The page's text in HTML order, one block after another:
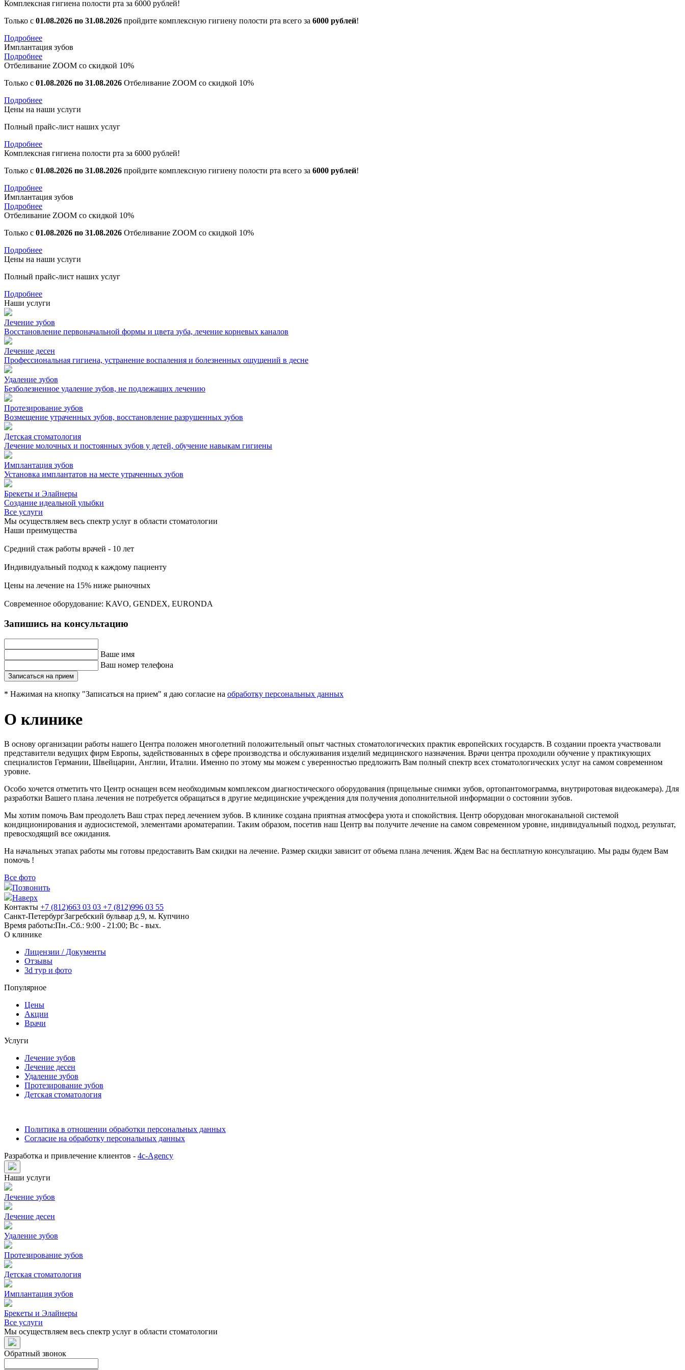
Комплексная гигиена полости рта за 6000 рублей!
Только с 01.08.2026 по 31.08.2026 пройдите комплексную гигиену полости рта всего за 6000 рублей!
Подробнее
Имплантация зубов
Подробнее
Отбеливание ZOOM со скидкой 10%
Только с 01.08.2026 по 31.08.2026 Отбеливание ZOOM со скидкой 10%
Подробнее
Цены на наши услуги
Полный прайс-лист наших услуг
Подробнее
Комплексная гигиена полости рта за 6000 рублей!
Только с 01.08.2026 по 31.08.2026 пройдите комплексную гигиену полости рта всего за 6000 рублей!
Подробнее
Имплантация зубов
Подробнее
Отбеливание ZOOM со скидкой 10%
Только с 01.08.2026 по 31.08.2026 Отбеливание ZOOM со скидкой 10%
Подробнее
Цены на наши услуги
Полный прайс-лист наших услуг
Подробнее
Наши услуги
Лечение зубов
Восстановление первоначальной формы и цвета зуба, лечение корневых каналов
Лечение десен
Профессиональная гигиена, устранение воспаления и болезненных ощущений в десне
Удаление зубов
Безболезненное удаление зубов, не подлежащих лечению
Протезирование зубов
Возмещение утраченных зубов, восстановление разрушенных зубов
Детская стоматология
Лечение молочных и постоянных зубов у детей, обучение навыкам гигиены
Имплантация зубов
Установка имплантатов на месте утраченных зубов
Брекеты и Элайнеры
Создание идеальной улыбки
Все услуги
Мы осуществляем весь спектр услуг в области стоматологии
Наши преимущества
Средний стаж работы врачей - 10 лет
Индивидуальный подход к каждому пациенту
Цены на лечение на 15% ниже рыночных
Современное оборудование: KAVO, GENDEX, EURONDA
Запишись на консультацию
Ваше имя
Ваш номер телефона
Записаться на прием
* Нажимая на кнопку "Записаться на прием" я даю согласие на обработку персональных данных
О клинике
В основу организации работы нашего Центра положен многолетний положительный опыт частных стоматологических практик европейских государств. В создании проекта участвовали
представители ведущих фирм Европы, задействованных в сфере производства и обслуживания изделий медицинского назначения. Врачи центра проходили обучение у практикующих
специалистов Германии, Швейцарии, Англии, Италии. Именно по этому мы можем с уверенностью предложить Вам полный спектр всех стоматологических услуг на самом современном
уровне.
Особо хочется отметить что Центр оснащен всем необходимым комплексом диагностического оборудования (прицельные снимки зубов, ортопантомограмма, внутриротовая видеокамера). Для
разработки Вашего плана лечения не потребуется обращаться в другие медицинские учреждения для получения дополнительной информации о состоянии зубов.
Мы хотим помочь Вам преодолеть Ваш страх перед лечением зубов. В клинике создана приятная атмосфера уюта и спокойствия. Центр оборудован многоканальной системой
кондиционирования и аудиосистемой, элементами ароматерапии. Таким образом, посетив наш Центр вы получите лечение на самом современном уровне, индивидуальный подход, результат,
превосходящий все ожидания.
На начальных этапах работы мы готовы предоставить Вам скидки на лечение. Размер скидки зависит от объема плана лечения. Ждем Вас на бесплатную консультацию. Мы рады будем Вам
помочь !
Все фото
Позвонить
Наверх
Контакты +7 (812)663 03 03 +7 (812)996 03 55
Санкт-ПетербургЗагребский бульвар д.9, м. Купчино
Время работы:Пн.-Сб.: 9:00 - 21:00; Вс - вых.
О клинике
Лицензии / Документы
Отзывы
3d тур и фото
Популярное
Цены
Акции
Врачи
Услуги
Лечение зубов
Лечение десен
Удаление зубов
Протезирование зубов
Детская стоматология
Политика в отношении обработки персональных данных
Согласие на обработку персональных данных
Разработка и привлечение клиентов - 4c-Agency
Наши услуги
Лечение зубов
Лечение десен
Удаление зубов
Протезирование зубов
Детская стоматология
Имплантация зубов
Брекеты и Элайнеры
Все услуги
Мы осуществляем весь спектр услуг в области стоматологии
Обратный звонок